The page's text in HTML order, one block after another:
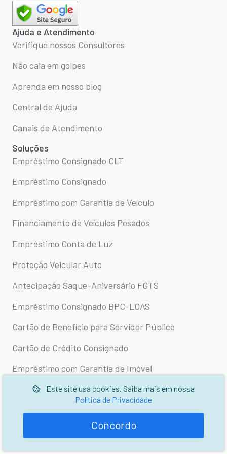
Este site usa cookies. Saiba mais em nossa
Política de Privacidade
Concordo
Ajuda e Atendimento
Verifique nossos Consultores
Não caia em golpes
Aprenda em nosso blog
Central de Ajuda
Canais de Atendimento
Soluções
Empréstimo Consignado CLT
Empréstimo Consignado
Empréstimo com Garantia de Veículo
Financiamento de Veículos Pesados
Empréstimo Conta de Luz
Proteção Veicular Auto
Antecipação Saque-Aniversário FGTS
Empréstimo Consignado BPC-LOAS
Cartão de Benefício para Servidor Público
Cartão de Crédito Consignado
Empréstimo com Garantia de Imóvel
Institucional